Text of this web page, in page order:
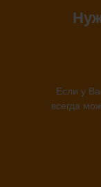
Если у
всегда